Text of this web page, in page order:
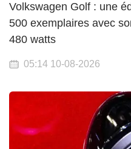
Volkswagen Golf : une
500 exemplaires avec
480 watts
05:14 10-08-2026